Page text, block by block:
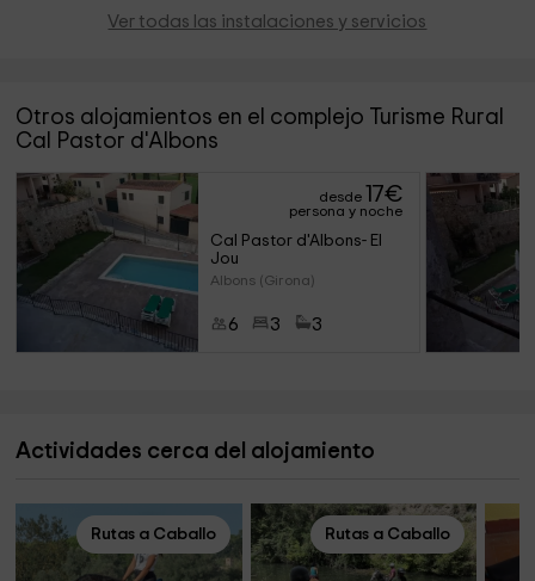
Ver todas las instalaciones y servicios
Otros alojamientos en el complejo Turisme Rural
Cal Pastor d'Albons
desde 17€
persona y noche
Cal Pastor d'Albons- El
Jou
Albons (Girona)
6 3 3
Actividades cerca del alojamiento
Rutas a Caballo Rutas a Caballo